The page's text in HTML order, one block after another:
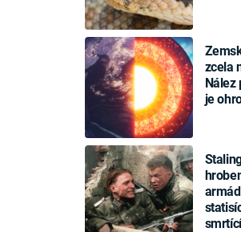
zcela
Nález
je